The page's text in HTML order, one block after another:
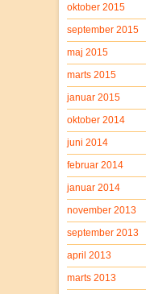
oktober 2015
september 2015
maj 2015
marts 2015
januar 2015
oktober 2014
juni 2014
februar 2014
januar 2014
november 2013
september 2013
april 2013
marts 2013